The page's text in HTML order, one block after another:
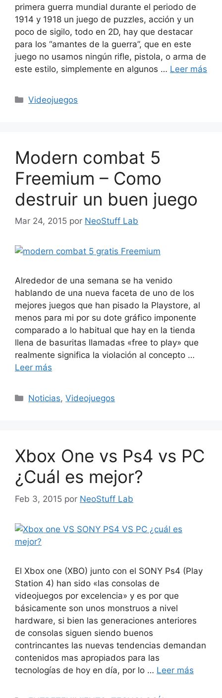
primera guerra mundial durante el periodo de
1914 y 1918 un juego de puzzles, acción y un
poco de sigilo, todo en 2D, hay que destacar
para los “amantes de la guerra”, que en este
juego no usamos ningún rifle, pistola, o arma de
este estilo, simplemente en algunos … Leer más
Categorías
Videojuegos
Modern combat 5
Freemium – Como
destruir un buen juego
Mar 24, 2015 por NeoStuff Lab
Alrededor de una semana se ha venido
hablando de una nueva faceta de uno de los
mejores juegos que han pisado la Playstore, al
menos para mi por su dote gráfico imponente
comparado a lo habitual que hay en la tienda
llena de basuritas llamadas «free to play» que
realmente significa la violación al concepto …
Leer más
Categorías
Noticias,Videojuegos
Xbox One vs Ps4 vs PC
¿Cuál es mejor?
Feb 3, 2015 por NeoStuff Lab
El Xbox one (XBO) junto con el SONY Ps4 (Play
Station 4) han sido «las consolas de
videojuegos por excelencia» y es por que
básicamente son unos monstruos a nivel
hardware, si bien las generaciones anteriores
de consolas siguen siendo buenos
contrincantes las nuevas tendencias demandan
contenidos mas apropiados para las
tecnologías de hoy en día, por lo … Leer más